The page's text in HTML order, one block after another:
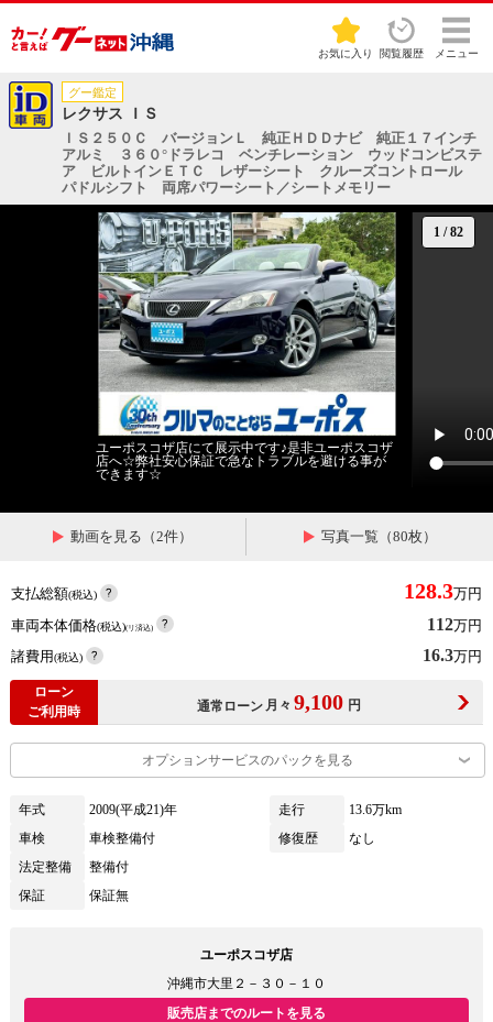
お気に入り 閲覧履歴 メニュー
グー鑑定
レクサス ＩＳ
ＩＳ２５０Ｃ バージョンＬ 純正ＨＤＤナビ 純正１７インチ
アルミ ３６０°ドラレコ ベンチレーション ウッドコンビステ
ア ビルトインＥＴＣ レザーシート クルーズコントロール
パドルシフト 両席パワーシート／シートメモリー
1 /82
ユーポスコザ店にて展示中です♪是非ユーポスコザ
店へ☆弊社安心保証で急なトラブルを避ける事が
できます☆
動画を見る（2件） 写真一覧（80枚）
支払総額(税込) 128.3万円
車両本体価格(税込)(リ済込) 112万円
諸費用(税込) 16.3万円
ローン
ご利用時
通常ローン 月々 9,100 円
オプションサービスのパックを見る
年式 2009(平成21)年 走行
13.6万km
車検
車検整備付 修復歴
なし
法定整備
整備付
保証
保証無
ユーポスコザ店
沖縄市大里２－３０－１０
販売店までのルートを見る